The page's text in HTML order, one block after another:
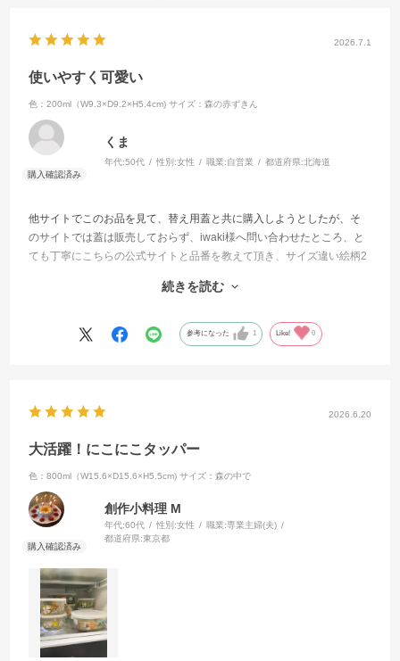
2026.7.1
使いやすく可愛い
色：200ml（W9.3×D9.2×H5.4cm) サイズ：森の赤ずきん
くま
年代:50代 性別:女性 職業:自営業 都道府県:北海道
他サイトでこのお品を見て、替え用蓋と共に購入しようとしたが、そ
のサイトでは蓋は販売しておらず、iwaki様へ問い合わせたところ、と
ても丁寧にこちらの公式サイトと品番を教えて頂き、サイズ違い絵柄2
ガラスもしっかりしていて中身も見やすく、何よりとても可愛らし
形や大きさもとても使いやすく毎日何かしら入れて活用しています。
続きを読む
参考になった 1 Like! 0
2026.6.20
大活躍！にこにこタッパー
色：800ml（W15.6×D15.6×H5.5cm) サイズ：森の中で
創作小料理 M
年代:60代 性別:女性 職業:専業主婦(夫)
都道府県:東京都